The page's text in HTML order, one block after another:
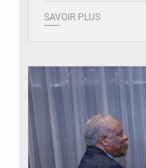
SAVOIR PLUS